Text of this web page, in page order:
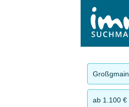
Großgmain
ab 1.100 €